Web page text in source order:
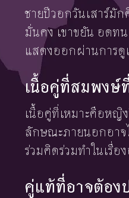
ชายปีวอกวันเสาร์มั
มั่นคง เขาขยัน อดท
แสดงออกผ่านการดู
เนื้อคู่ที่สมพงษ์
เนื้อคู่ที่เหมาะคือหญิ
ลักษณะภายนอกอา
ร่วมคิดร่วมทำในเรื่
คู่แท้ที่อาจต้อง